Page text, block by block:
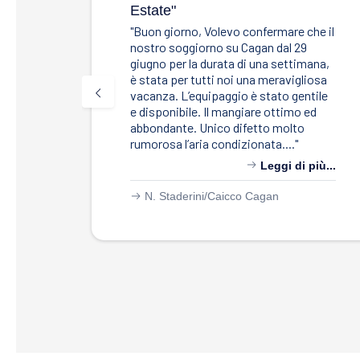
Estate"
"Buon giorno, Volevo confermare che il
nostro soggiorno su Cagan dal 29
giugno per la durata di una settimana,
è stata per tutti noi una meravigliosa
vacanza. L’equipaggio è stato gentile
e disponibile. Il mangiare ottimo ed
abbondante. Unico difetto molto
rumorosa l’aria condizionata...."
Leggi di più...
N. Staderini/Caicco Cagan